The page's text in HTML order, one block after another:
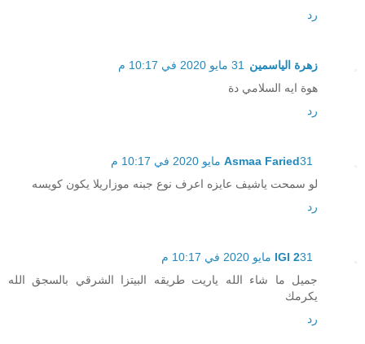
رد
زهرة الياسمين
31 مايو 2020 في 10:17 م
هوة ايه السلامي دة
رد
Asmaa Faried31 مايو 2020 في 10:17 م
لو سمحت ياشيف عايزه اعرف نوع جبنه موزاريلا يكون كويسه
رد
IGI 231 مايو 2020 في 10:17 م
جميل ما شاء الله ياريت طريقه البيتزا الشرقي بالسجق الله
يكرمك
رد